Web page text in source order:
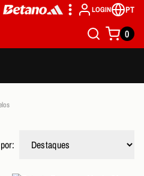
LOGIN PT
0